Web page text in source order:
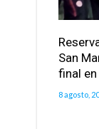
San
final
8 agosto,